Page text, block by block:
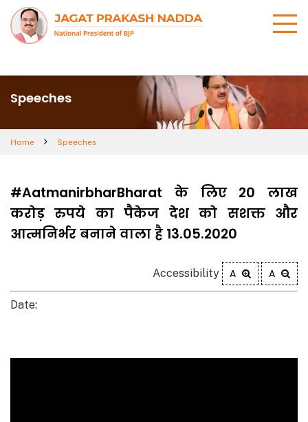
Speeches
Home Speeches
#AatmanirbharBharat के लिए 20 लाख
करोड़ रुपये का पैकेज देश को सशक्त और
आत्मनिर्भर बनाने वाला है 13.05.2020
Accessibility A A
Date: